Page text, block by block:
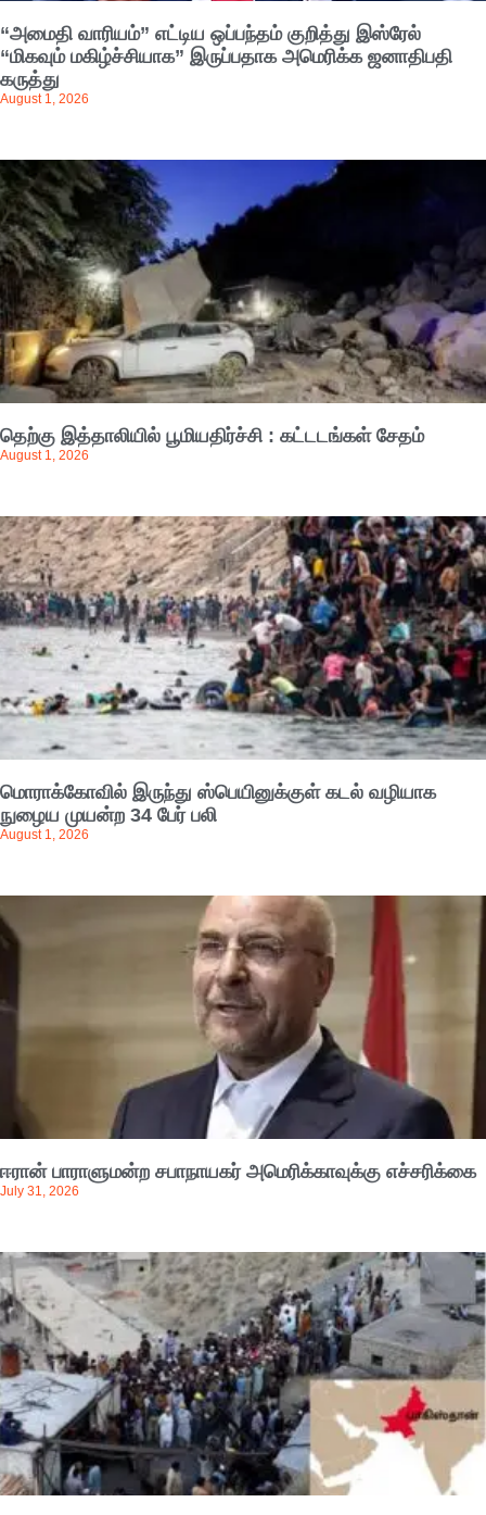
“அமைதி வாரியம்” எட்டிய ஒப்பந்தம் குறித்து இஸ்ரேல்
“மிகவும் மகிழ்ச்சியாக” இருப்பதாக அமெரிக்க ஜனாதிபதி
கருத்து
August 1, 2026
தெற்கு இத்தாலியில் பூமியதிர்ச்சி : கட்டடங்கள் சேதம்
August 1, 2026
மொராக்கோவில் இருந்து ஸ்பெயினுக்குள் கடல் வழியாக
நுழைய முயன்ற 34 பேர் பலி
August 1, 2026
ஈரான் பாராளுமன்ற சபாநாயகர் அமெரிக்காவுக்கு எச்சரிக்கை
July 31, 2026